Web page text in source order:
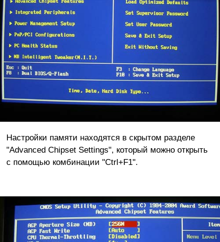
Настройки памяти находятся в скрытом разделе
"Advanced Chipset Settings", который можно открыть
с помощью комбинации "Ctrl+F1".